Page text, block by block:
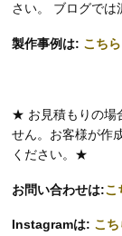
さい。 ブログで
製作事例は: こちら
★ お見積もりの場
せん。お客様が作
ください。★
お問い合わせは:こ
Instagramは: こち